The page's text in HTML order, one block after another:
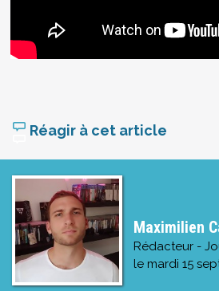
Réagir à cet article
Maximilien
Rédacteur -
le mardi 15